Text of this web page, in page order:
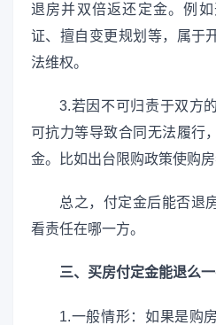
退房并双倍返还定金。例
证、擅自变更规划等，属于
法维权。
3.若因不可归责于双方
可抗力等导致合同无法履行
金。比如出台限购政策使购房
总之，付定金后能否退
看责任在哪一方。
三、买房付定金能退么
1.一般情形：如果是购